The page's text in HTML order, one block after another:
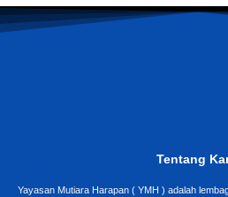
Tentang
Yayasan Mutiara Harapan ( YMH ) adalah